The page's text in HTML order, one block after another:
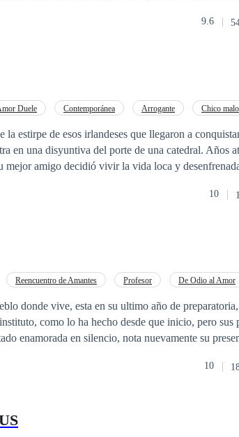
lograr lo que había soñado. Eran dos personas
9.6
Duele Contemporánea Arrogante Chico malo
la estirpe de esos irlandeses que llegaron a
en una disyuntiva del porte de una catedral. Años
mejor amigo decidió vivir la vida loca y
que le había hecho una manda que su hijo por fin se
y desinhibido, que le gustan las series de
fiesta o tener mujeres para sacarse ese mal sabor
está buscando a la indicada y con esa idea
pasa cuando llega a Nueva York y la conoce a
como el hijito de papá que es. Ella es la única que
10
Reencuentro de Amantes Profesor De Odio al Amor
donde vive, esta en su ultimo año de
como lo ha hecho desde que inicio, pero sus
enamorada en silencio, nota nuevamente su
especifico lograra hacerle ver la vida de otro10